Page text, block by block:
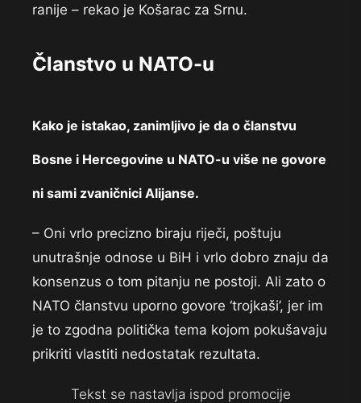
ranije – rekao je Košarac za Srnu.
Članstvo u NATO-u
Kako je istakao, zanimljivo je da o članstvu
Bosne i Hercegovine u NATO-u više ne govore
ni sami zvaničnici Alijanse.
– Oni vrlo precizno biraju riječi, poštuju
unutrašnje odnose u BiH i vrlo dobro znaju da
konsenzus o tom pitanju ne postoji. Ali zato o
NATO članstvu uporno govore ‘trojkaši’, jer im
je to zgodna politička tema kojom pokušavaju
prikriti vlastiti nedostatak rezultata.
Tekst se nastavlja ispod promocije